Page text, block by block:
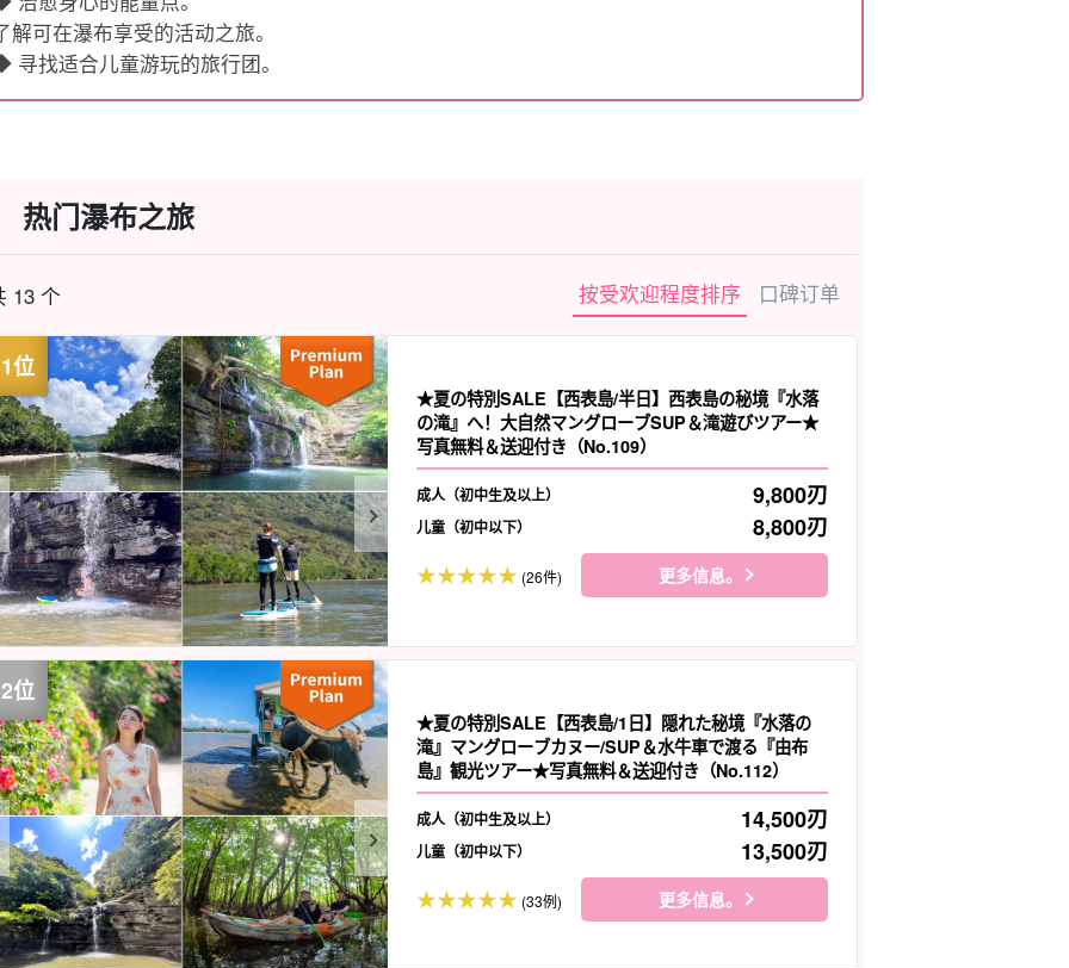
解可在瀑布享受的活动之旅。
寻找适合儿童游玩的旅行团。
热门瀑布之旅
13 个 按受欢迎程度排序 口碑订单
★夏の特別SALE【西表島/半日】西表島の秘境『水落
の滝』へ！大自然マングローブSUP＆滝遊びツアー★
写真無料＆送迎付き（No.109）
成人（初中生及以上） 9,800刃
儿童（初中以下） 8,800刃
(26件) 更多信息。
★夏の特別SALE【西表島/1日】隠れた秘境『水落の
滝』マングローブカヌー/SUP＆水牛車で渡る『由布
島』観光ツアー★写真無料＆送迎付き（No.112）
成人（初中生及以上） 14,500刃
儿童（初中以下） 13,500刃
(33例) 更多信息。